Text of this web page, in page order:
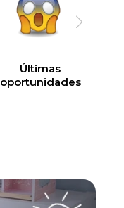
Últimas
oportunidades